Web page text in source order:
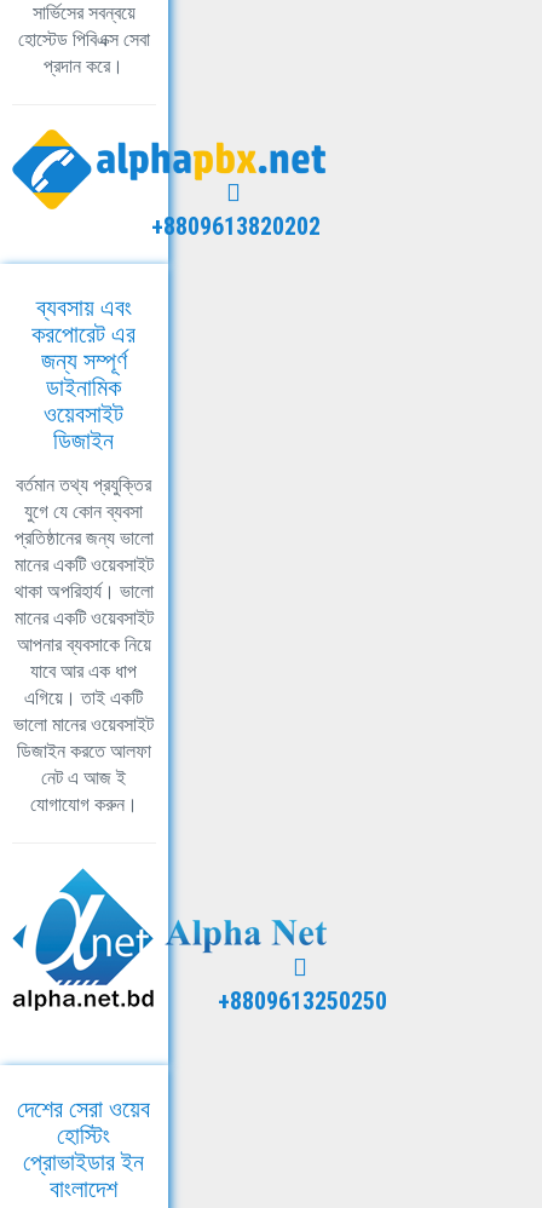
সার্ভিসের সবন্বয়ে
হোস্টেড পিবিএক্স সেবা
প্রদান করে।
+8809613820202
ব্যবসায় এবং
করপোরেট এর
জন্য সম্পূর্ণ
ডাইনামিক
ওয়েবসাইট
ডিজাইন
বর্তমান তথ্য প্রযুক্তির
যুগে যে কোন ব্যবসা
প্রতিষ্ঠানের জন্য ভালো
মানের একটি ওয়েবসাইট
থাকা অপরিহার্য। ভালো
মানের একটি ওয়েবসাইট
আপনার ব্যবসাকে নিয়ে
যাবে আর এক ধাপ
এগিয়ে। তাই একটি
ভালো মানের ওয়েবসাইট
ডিজাইন করতে আলফা
নেট এ আজ ই
যোগাযোগ করুন।
+8809613250250
দেশের সেরা ওয়েব
হোস্টিং
প্রোভাইডার ইন
বাংলাদেশ